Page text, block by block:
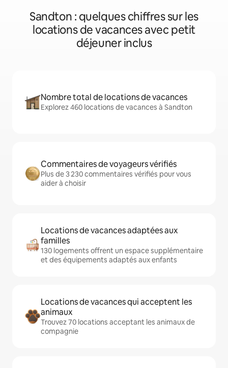
Sandton : quelques chiffres sur les
locations de vacances avec petit
déjeuner inclus
Nombre total de locations de vacances
Explorez 460 locations de vacances à Sandton
Commentaires de voyageurs vérifiés
Plus de 3 230 commentaires vérifiés pour vous
aider à choisir
Locations de vacances adaptées aux
familles
130 logements offrent un espace supplémentaire
et des équipements adaptés aux enfants
Locations de vacances qui acceptent les
animaux
Trouvez 70 locations acceptant les animaux de
compagnie